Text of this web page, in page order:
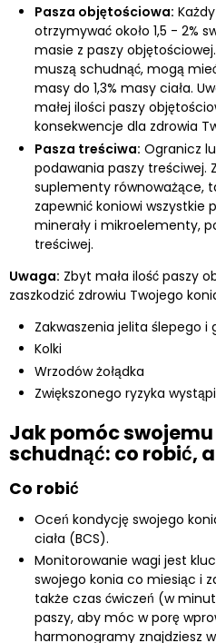
Pasza objętościowa:
otrzymywać około 1,5 - 2%
masie z paszy
muszą schudnąć, mogą
masy do 1,3% masy ciała.
małej ilości paszy
konsekwencje dla zdrowia
Pasza treściwa: Ogranicz
podawania paszy treściwej.
suplementy równoważące,
zapewnić koniowi wszystkie
minerały i mikroelementy,
treściwej.
Uwaga: Zbyt mała ilość paszy
zaszkodzić zdrowiu Twojego
Zakwaszenia jelita ślepego i
Kolki
Wrzodów żołądka
Zwiększonego ryzyka
Jak pomóc
schudnąć: co robić,
Co robić
Oceń kondycję swojego
ciała (BCS).
Monitorowanie wagi jest
swojego konia co miesiąc i
także czas ćwiczeń (w
paszy, aby móc w porę
harmonogramy znajdziesz